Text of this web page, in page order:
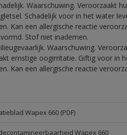
Waarschuwing. Veroorzaakt
Schadelijk voor in het water
Kan een allergische reactie
Stof niet inademen.
Waarschuwing.
ernstige oogirritatie. Giftig voor in
Kan een allergische reactie
Wapex 660 (PDF)
Wapex 660